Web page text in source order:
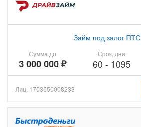
Сумма до
3 000 000 ₽
Займ под залог ПТС
Срок, дни
60 - 1095
Лиц. 1703550008233